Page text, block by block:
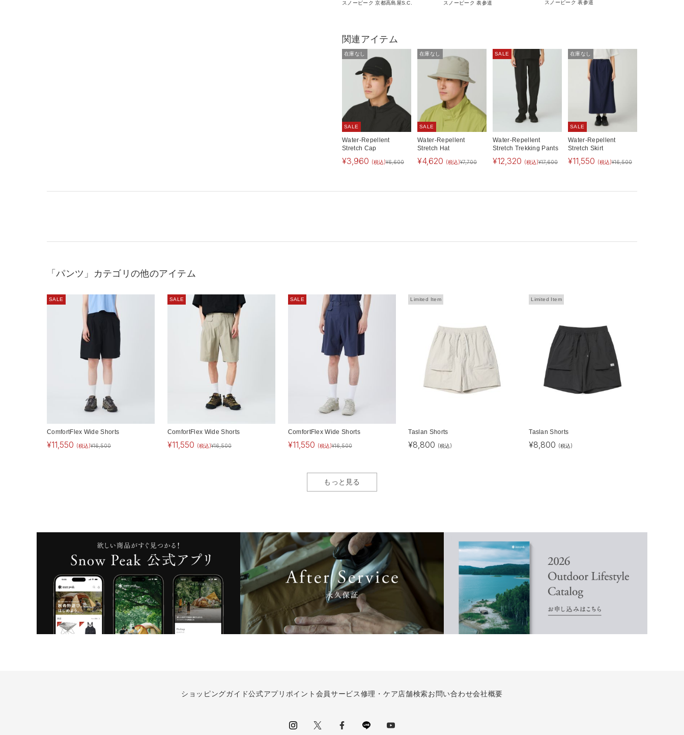
スノーピーク 京都高島屋S.C.
スノーピーク 表参道
スノーピーク 表参道
関連アイテム
在庫なし
SALE
Water-Repellent
Stretch Cap
¥3,960 (税込)¥6,600
在庫なし
SALE
Water-Repellent
Stretch Hat
¥4,620 (税込)¥7,700
SALE
Water-Repellent
Stretch Trekking Pants
¥12,320 (税込)¥17,600
在庫なし
SALE
Water-Repellent
Stretch Skirt
¥11,550 (税込)¥16,500
「パンツ」カテゴリの他のアイテム
SALE
ComfortFlex Wide Shorts
¥11,550 (税込)¥16,500
SALE
ComfortFlex Wide Shorts
¥11,550 (税込)¥16,500
SALE
ComfortFlex Wide Shorts
¥11,550 (税込)¥16,500
Limited Item
Taslan Shorts
¥8,800 (税込)
Limited Item
Taslan Shorts
¥8,800 (税込)
もっと見る
ショッピングガイド公式アプリ ポイント会員サービス修理・ケア店舗検索お問い合わせ会社概要